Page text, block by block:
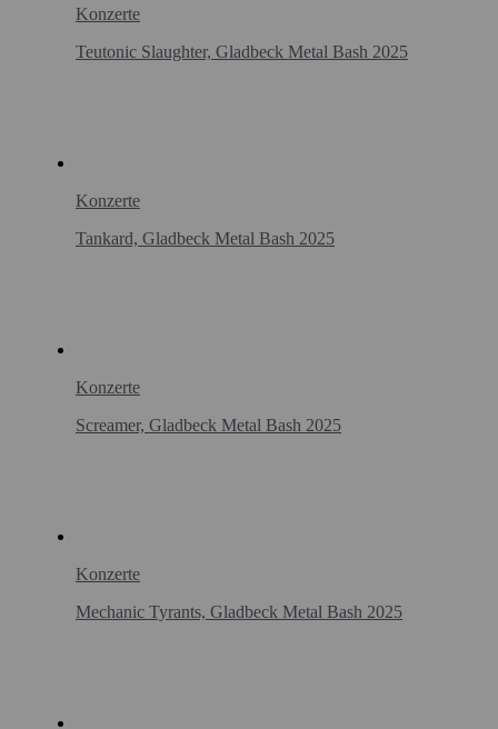
Konzerte
Teutonic Slaughter, Gladbeck Metal Bash 2025
Konzerte
Tankard, Gladbeck Metal Bash 2025
Konzerte
Screamer, Gladbeck Metal Bash 2025
Konzerte
Mechanic Tyrants, Gladbeck Metal Bash 2025